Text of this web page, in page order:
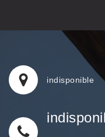
indisponible